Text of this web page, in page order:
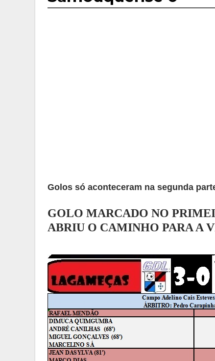
Golos só aconteceram na segunda
GOLO MARCADO NO
ABRIU O CAMINHO PARA A